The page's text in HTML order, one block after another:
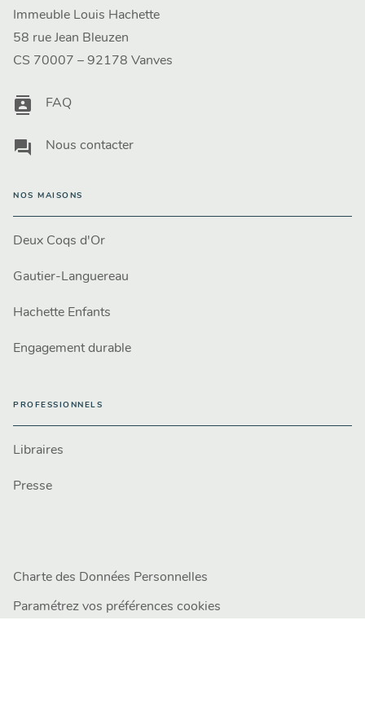
Immeuble Louis Hachette
58 rue Jean Bleuzen
CS 70007 – 92178 Vanves
contacts FAQ
question_answer Nous contacter
NOS MAISONS
Deux Coqs d'Or
Gautier-Languereau
Hachette Enfants
Engagement durable
PROFESSIONNELS
Libraires
Presse
Charte des Données Personnelles
Paramétrez vos préférences cookies